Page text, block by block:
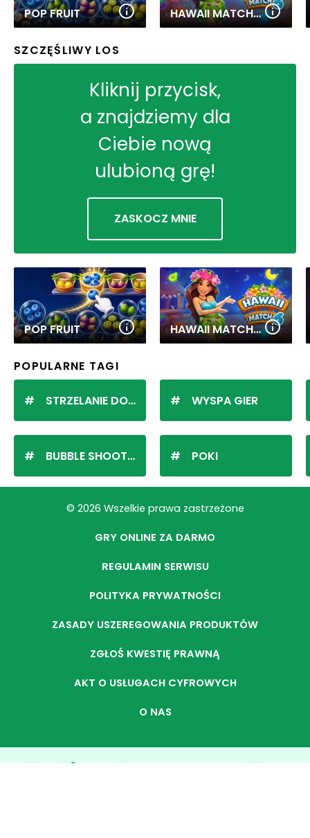
POP FRUIT HAWAII MATCH 6
SZCZĘŚLIWY LOS
Kliknij przycisk,
a znajdziemy dla
Ciebie nową
ulubioną grę!
ZASKOCZ MNIE
POP FRUIT HAWAII MATCH 6
POPULARNE TAGI
STRZELANIE DO KULEK
BUBBLE SHOOTER
WYSPA GIER
POKI
© 2026 Wszelkie prawa zastrzeżone
GRY ONLINE ZA DARMO
REGULAMIN SERWISU
POLITYKA PRYWATNOŚCI
ZASADY USZEREGOWANIA PRODUKTÓW
ZGŁOŚ KWESTIĘ PRAWNĄ
AKT O USŁUGACH CYFROWYCH
O NAS